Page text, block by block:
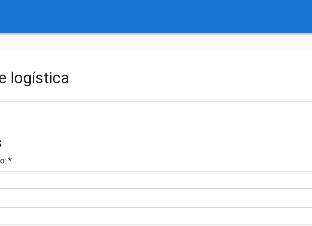
logística
*